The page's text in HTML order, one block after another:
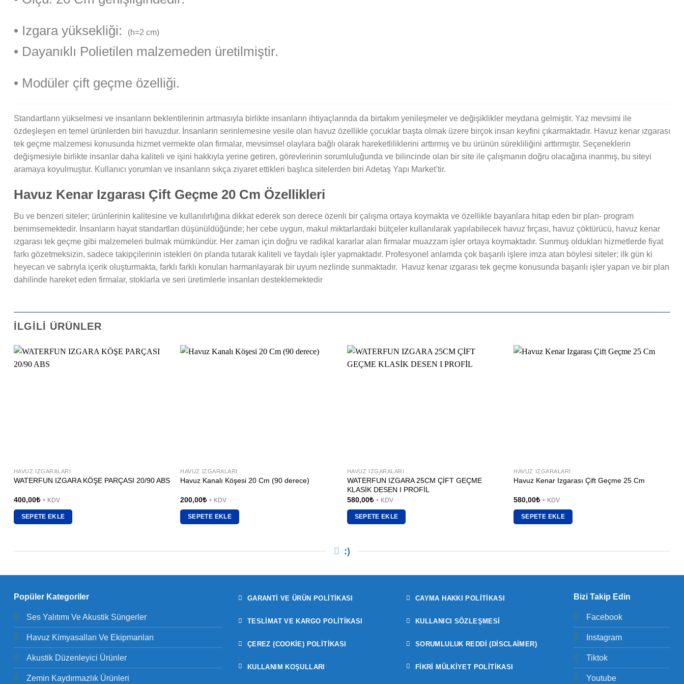
• Izgara yüksekliği: (h=2 cm)
• Dayanıklı Polietilen malzemeden üretilmiştir.
• Modüler çift geçme özelliği.
Standartların yükselmesi ve insanların beklentilerinin artmasıyla birlikte insanların ihtiyaçlarında da birtakım yenileşmeler ve değişiklikler meydana gelmiştir. Yaz mevsimi ile
özdeşleşen en temel ürünlerden biri havuzdur. İnsanların serinlemesine vesile olan havuz özellikle çocuklar başta olmak üzere birçok insan keyfini çıkarmaktadır. Havuz kenar ızgarası
tek geçme malzemesi konusunda hizmet vermekte olan firmalar, mevsimsel olaylara bağlı olarak hareketliliklerini arttırmış ve bu ürünün sürekliliğini arttırmıştır. Seçeneklerin
değişmesiyle birlikte insanlar daha kaliteli ve işini hakkıyla yerine getiren, görevlerinin sorumluluğunda ve bilincinde olan bir site ile çalışmanın doğru olacağına inanmış, bu siteyi
aramaya koyulmuştur. Kullanıcı yorumları ve insanların sıkça ziyaret ettikleri başlıca sitelerden biri Adetaş Yapı Market’tir.
Havuz Kenar Izgarası Çift Geçme 20 Cm Özellikleri
Bu ve benzeri siteler; ürünlerinin kalitesine ve kullanılırlığına dikkat ederek son derece özenli bir çalışma ortaya koymakta ve özellikle bayanlara hitap eden bir plan- program
benimsemektedir. İnsanların hayat standartları düşünüldüğünde; her cebe uygun, makul miktarlardaki bütçeler kullanılarak yapılabilecek havuz fırçası, havuz çöktürücü, havuz kenar
ızgarası tek geçme gibi malzemeleri bulmak mümkündür. Her zaman için doğru ve radikal kararlar alan firmalar muazzam işler ortaya koymaktadır. Sunmuş oldukları hizmetlerde fiyat
farkı gözetmeksizin, sadece takipçilerinin istekleri ön planda tutarak kaliteli ve faydalı işler yapmaktadır. Profesyonel anlamda çok başarılı işlere imza atan böylesi siteler; ilk gün ki
heyecan ve sabrıyla içerik oluşturmakta, farklı farklı konuları harmanlayarak bir uyum nezlinde sunmaktadır. Havuz kenar ızgarası tek geçme konusunda başarılı işler yapan ve bir plan
dahilinde hareket eden firmalar, stoklarla ve seri üretimlerle insanları desteklemektedir
İLGILI ÜRÜNLER
HAVUZ IZGARALARI
WATERFUN IZGARA KÖŞE PARÇASI 20/90 ABS
400,00₺ + KDV
SEPETE EKLE
HAVUZ IZGARALARI
Havuz Kanalı Köşesi 20 Cm (90 derece)
200,00₺ + KDV
SEPETE EKLE
HAVUZ IZGARALARI
WATERFUN IZGARA 25CM ÇİFT GEÇME
KLASİK DESEN I PROFİL
580,00₺ + KDV
SEPETE EKLE
HAVUZ IZGARALARI
Havuz Kenar Izgarası Çift Geçme 25 Cm
580,00₺ + KDV
SEPETE EKLE
:)
Popüler Kategoriler
Ses Yalıtımı Ve Akustik Süngerler
Havuz Kimyasalları Ve Ekipmanları
Akustik Düzenleyici Ürünler
Zemin Kaydırmazlık Ürünleri
GARANTI VE ÜRÜN POLITIKASI
TESLIMAT VE KARGO POLITIKASI
ÇEREZ (COOKIE) POLITIKASI
KULLANIM KOŞULLARI
CAYMA HAKKI POLITIKASI
KULLANICI SÖZLEŞMESI
SORUMLULUK REDDI (DISCLAIMER)
FIKRI MÜLKIYET POLITIKASI
Bizi Takip Edin
Facebook
Instagram
Tiktok
Youtube